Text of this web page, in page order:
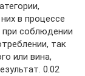
в процессе
соблюдении
так
или вина,
0.02